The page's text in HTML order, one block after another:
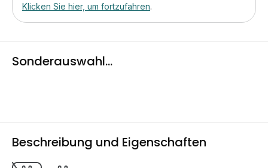
Klicken Sie hier, um fortzufahren.
Sonderauswahl...
Beschreibung und Eigenschaften